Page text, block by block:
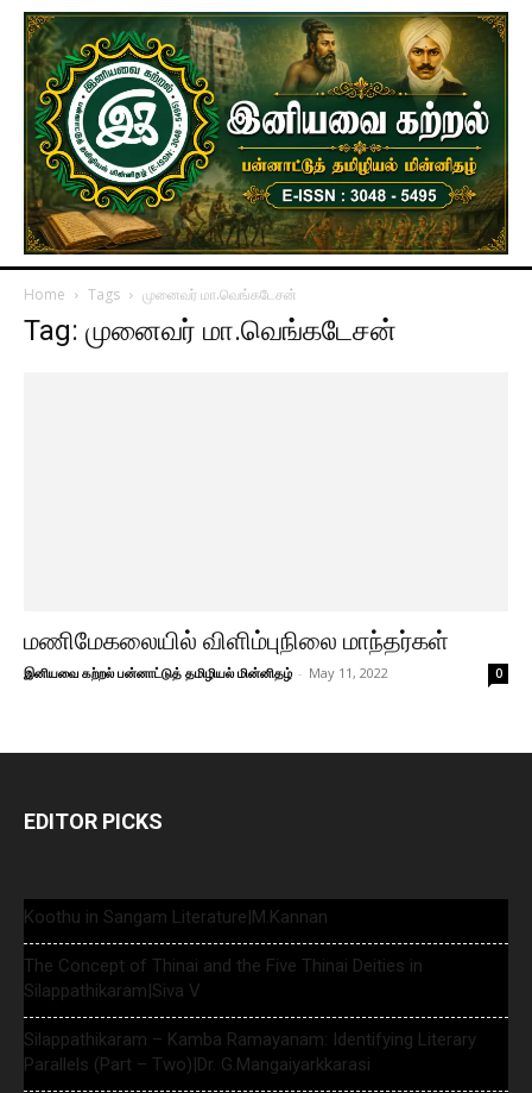
Home Tags முனைவர் மா.வெங்கடேசன்
Tag: முனைவர் மா.வெங்கடேசன்
மணிமேகலையில் விளிம்புநிலை மாந்தர்கள்
இனியவை கற்றல் பன்னாட்டுத் தமிழியல் மின்னிதழ் - May 11, 2022 0
EDITOR PICKS
Koothu in Sangam Literature|M.Kannan
The Concept of Thinai and the Five Thinai Deities in
Silappathikaram|Siva V
Silappathikaram – Kamba Ramayanam: Identifying Literary
Parallels (Part – Two)|Dr. G.Mangaiyarkkarasi